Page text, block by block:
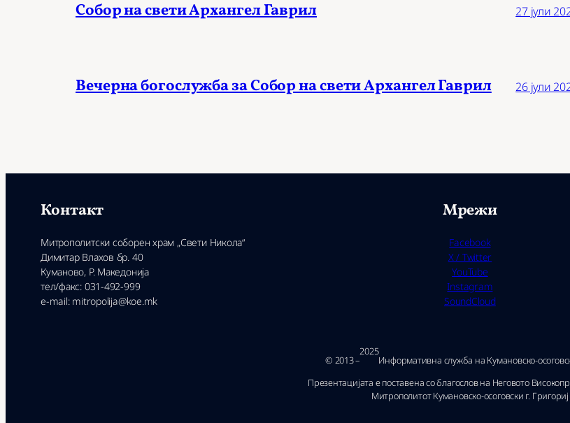
Собор на свети Архангел Гаврил 27 јули
Вечерна богослужба за Собор на свети Архангел Гаврил 26 јули
Контакт
Митрополитски соборен храм „Свети Никола“
Димитар Влахов бр. 40
Куманово, Р. Македонија
тел/факс: 031-492-999
e-mail: mitropolija@koe.mk
Мрежи
Facebook
X / Twitter
YouTube
Instagram
SoundCloud
© 2013 –
2025
Ин­фор­ма­тив­на служ­ба на Ку­ма­нов­ско-
Презентацијата е поставена со благослов на Неговото
Митрополитот Кумановско-осоговски г. Григориј